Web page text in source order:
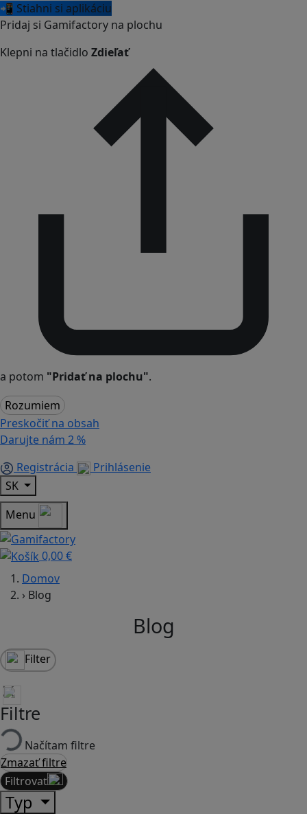
📲 Stiahni si aplikáciu
Pridaj si Gamifactory na plochu
Klepni na tlačidlo Zdieľať
a potom "Pridať na plochu".
Rozumiem
Preskočiť na obsah
Darujte nám 2 %
Registrácia
Prihlásenie
SK
Menu
0,00 €
Domov
› Blog
Blog
Filter
Filtre
Načítam filtre
Zmazať filtre
Filtrovať
Typ